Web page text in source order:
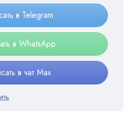
в Telegram
в WhatsApp
в чат Max